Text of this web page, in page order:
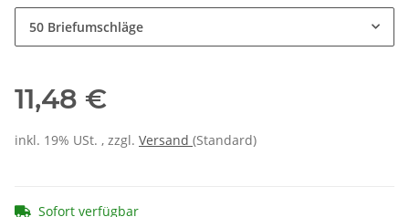
50 Briefumschläge
11,48 €
inkl. 19% USt. , zzgl. Versand (Standard)
Sofort verfügbar